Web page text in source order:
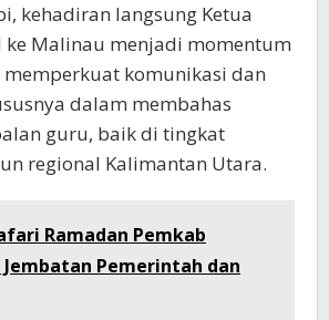
kehadiran langsung Ketua
ke Malinau menjadi momentum
komunikasi dan
dalam membahas
guru, baik di tingkat
regional Kalimantan Utara.
Ramadan Pemkab
Jembatan Pemerintah dan